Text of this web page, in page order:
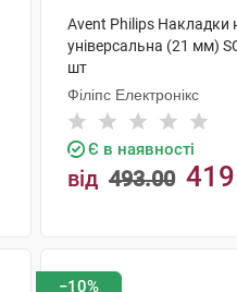
Avent Philips Накладки
універсальна (21 мм)
шт
Філіпс Електронікс
Є в наявності
від 493.00
−10%